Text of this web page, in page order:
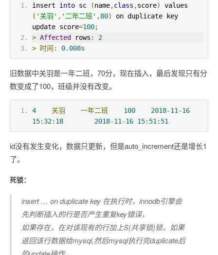
insert into sc (name,class ,score)
( '关羽' , '二年二班' ,80)
on duplicate key
update score=100;
> Affected rows :
2
> 时间: 0.008s
旧数据中关羽是一年二班，70分，现在插入，最后发现只有分
数变成了100，班级并没有改变。
4 关羽 一年二班 100 2018-11 -16
15: 32: 18 2018-11 -16 15: 51 : 51
id没有发生变化，数据只更新，但是auto_increment还是增长1
了。
死锁：
insert … on duplicate key 在执行时，innodb引擎会
先判断插入的行是否产生重复key错误，
如果存在，在对该现有的行加上S(共享锁)锁，如果
返回该行数据给mysql,然后mysql执行完duplicate后